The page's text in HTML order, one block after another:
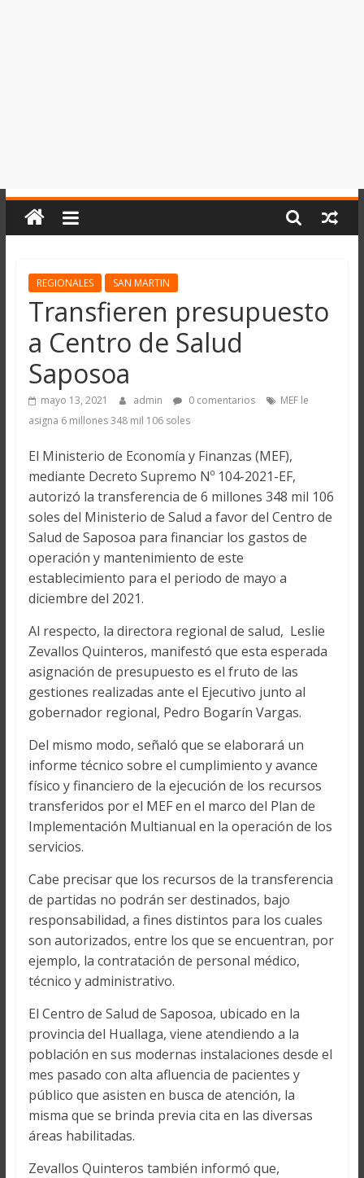
REGIONALES SAN MARTIN
Transfieren presupuesto
a Centro de Salud
Saposoa
mayo 13, 2021 admin 0 comentarios
MEF le
asigna 6 millones 348 mil 106 soles
El Ministerio de Economía y Finanzas (MEF),
mediante Decreto Supremo Nº 104-2021-EF,
autorizó la transferencia de 6 millones 348 mil 106
soles del Ministerio de Salud a favor del Centro de
Salud de Saposoa para financiar los gastos de
operación y mantenimiento de este
establecimiento para el periodo de mayo a
diciembre del 2021.
Al respecto, la directora regional de salud, Leslie
Zevallos Quinteros, manifestó que esta esperada
asignación de presupuesto es el fruto de las
gestiones realizadas ante el Ejecutivo junto al
gobernador regional, Pedro Bogarín Vargas.
Del mismo modo, señaló que se elaborará un
informe técnico sobre el cumplimiento y avance
físico y financiero de la ejecución de los recursos
transferidos por el MEF en el marco del Plan de
Implementación Multianual en la operación de los
servicios.
Cabe precisar que los recursos de la transferencia
de partidas no podrán ser destinados, bajo
responsabilidad, a fines distintos para los cuales
son autorizados, entre los que se encuentran, por
ejemplo, la contratación de personal médico,
técnico y administrativo.
El Centro de Salud de Saposoa, ubicado en la
provincia del Huallaga, viene atendiendo a la
población en sus modernas instalaciones desde el
mes pasado con alta afluencia de pacientes y
público que asisten en busca de atención, la
misma que se brinda previa cita en las diversas
áreas habilitadas.
Zevallos Quinteros también informó que,